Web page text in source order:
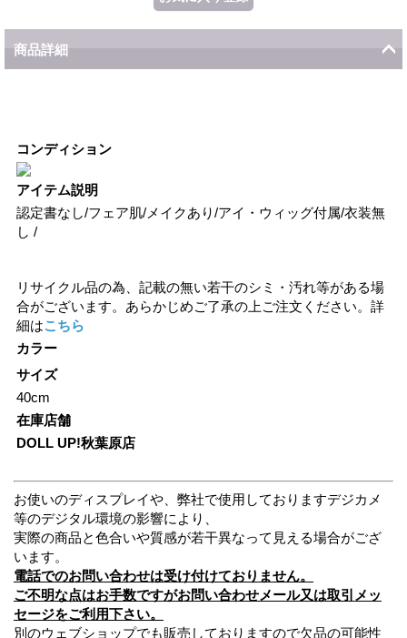
商品詳細
コンディション
アイテム説明
認定書なし/フェア肌/メイクあり/アイ・ウィッグ付属/衣装無
し /
リサイクル品の為、記載の無い若干のシミ・汚れ等がある場
合がございます。あらかじめご了承の上ご注文ください。詳
細はこちら
カラー
サイズ
40cm
在庫店舗
DOLL UP!秋葉原店
お使いのディスプレイや、弊社で使用しておりますデジカメ
等のデジタル環境の影響により、
実際の商品と色合いや質感が若干異なって見える場合がござ
います。
電話でのお問い合わせは受け付けておりません。
ご不明な点はお手数ですがお問い合わせメール又は取引メッ
セージをご利用下さい。
別のウェブショップでも販売しておりますので欠品の可能性